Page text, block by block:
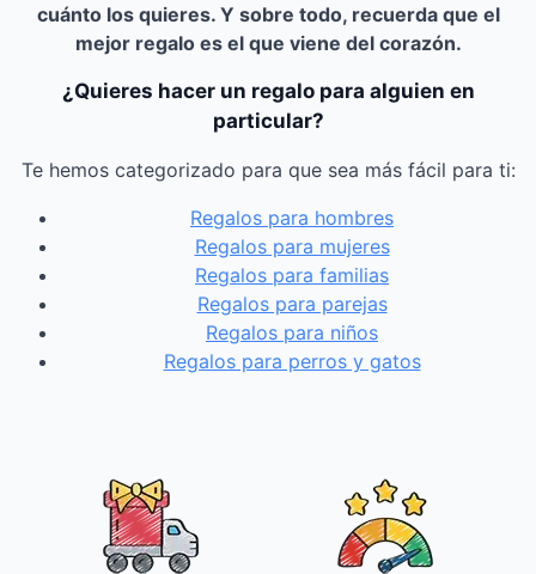
cuánto los quieres. Y sobre todo, recuerda que el
mejor regalo es el que viene del corazón.
¿Quieres hacer un regalo para alguien en
particular?
Te hemos categorizado para que sea más fácil para ti:
Regalos para hombres
Regalos para mujeres
Regalos para familias
Regalos para parejas
Regalos para niños
Regalos para perros y gatos